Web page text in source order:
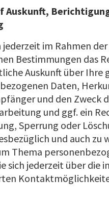
Auskunft,
jederzeit im Rahmen
Bestimmungen das
Auskunft über Ihre
Daten,
und den Zweck
und ggf. ein
Sperrung oder
und auch zu
Thema
sich jederzeit über die